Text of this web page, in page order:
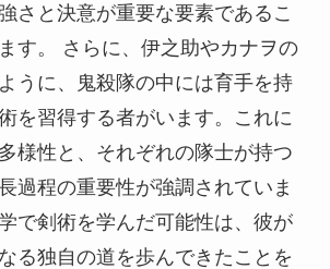
さと決意が重要な要素であるこ
す。 さらに、伊之助やカナヲの
うに、鬼殺隊の中には育手を持
を習得する者がいます。これに
様性と、それぞれの隊士が持つ
過程の重要性が強調されていま
で剣術を学んだ可能性は、彼が
る独自の道を歩んできたことを